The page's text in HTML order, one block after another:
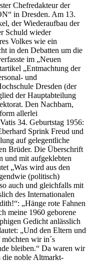
Chefredakteur der
in Dresden. Am 13.
der Wiederaufbau der
Schuld wieder
Volkes wie ein
in den Debatten um die
im
Neuen
Entmachtung der
und
Dresden (der
der Hauptabteilung
Den Nachbarn,
allerlei
34. Geburtstag 1956:
Sprink Freud und
auf gelegentliche
Brüder. Die Überschrift
und mit aufgeklebten
Was wird aus den
(politisch)
auch und gleichfalls mit
des Internationalen
:
Hänge rote Fahnen
meine 1960 geborene
Gedicht anlässlich
Und den Eltern und
wir in´s
bleiben.
Da waren wir
die noble Altmarkt-